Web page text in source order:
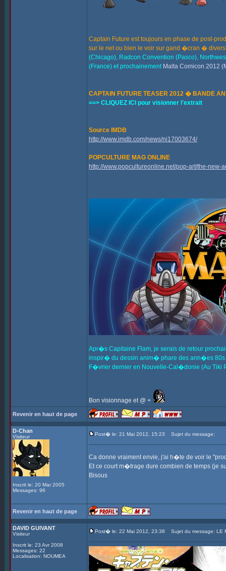
Captain Future est toujours en phase de post-
sur le net ou bien le voir sur gand �cran � divers
(Chicago), Radcon Convention (Pasco),
(France) et prochainement Malta Comicon 2012
CAPTAIN FUTURE TEASER 2012 � BANDE
==> CLIQUEZ ICI pour visionner l'extrait
Source IMDB
http://www.imdb.com/news/ni17003674/
POPCULTURE MAG ONLINE
http://www.popcultureonline.net/pop-art/the-new-
Apr�s Capitaine Flam, je serais de retour
inspir� du dessin anim� phare des ann�es
F�vrier dernier en Nouvelle-Cal�donie (Au Tiki
Bon visionnage et @ +
Revenir en haut de page
D-Chan
Visiteur
Inscrit le: 20 Mar 2005
Messages: 96
Post� le: 21 Mai 2012, 15:23 Sujet du message:
Ca donne vraiment envie, j'ai h�te de voir le
Et ce court m�trage dure combien de temps (je
Bisous
Revenir en haut de page
DAVID GUIVANT
Visiteur
Inscrit le: 23 Avr 2008
Messages: 22
Localisation: NOUMEA
Post� le: 22 Mai 2012, 23:38 Sujet du message: LE